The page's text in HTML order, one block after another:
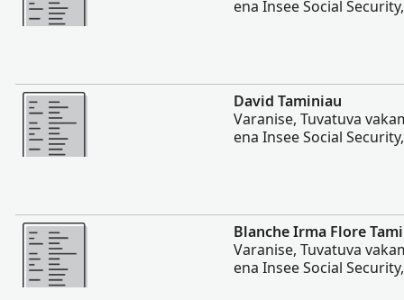
ena Insee Social
Vakalevu cake
David Taminiau
Varanise, Tuvatuva
ena Insee Social
Vakalevu cake
Blanche Irma Flore
Varanise, Tuvatuva
ena Insee Social